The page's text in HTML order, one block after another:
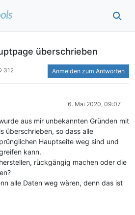
überschrieben
312 Anmelden zum Antworten
6. Mai 2020, 09:07
aus mir unbekannten Gründen mit
überschrieben, so dass alle
Hauptseite weg sind und
kann.
rückgängig machen oder die
alle Daten weg wären, denn das ist